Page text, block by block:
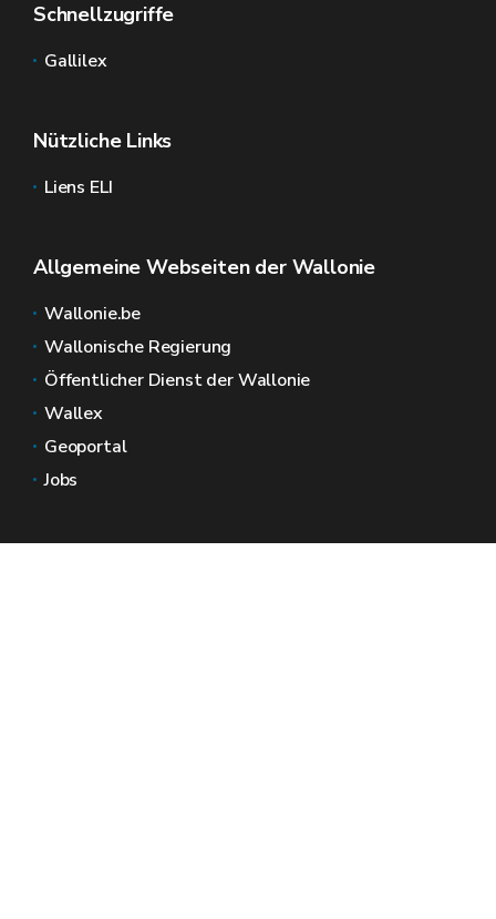
Schnellzugriffe
Gallilex
Nützliche Links
Liens ELI
Allgemeine Webseiten der Wallonie
Wallonie.be
Wallonische Regierung
Öffentlicher Dienst der Wallonie
Wallex
Geoportal
Jobs